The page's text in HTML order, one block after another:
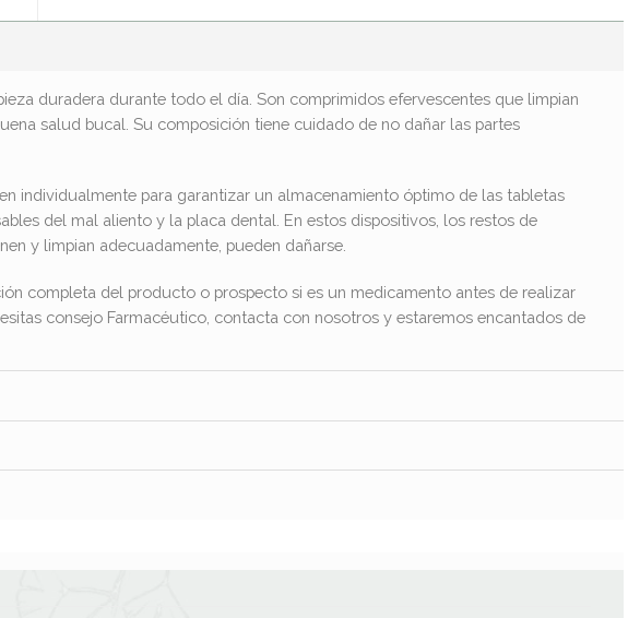
duradera durante todo el día. Son comprimidos efervescentes que limpian
salud bucal. Su composición tiene cuidado de no dañar las partes
individualmente para garantizar un almacenamiento óptimo de las tabletas
del mal aliento y la placa dental. En estos dispositivos, los restos de
y limpian adecuadamente, pueden dañarse.
completa del producto o prospecto si es un medicamento antes de realizar
consejo Farmacéutico, contacta con nosotros y estaremos encantados de